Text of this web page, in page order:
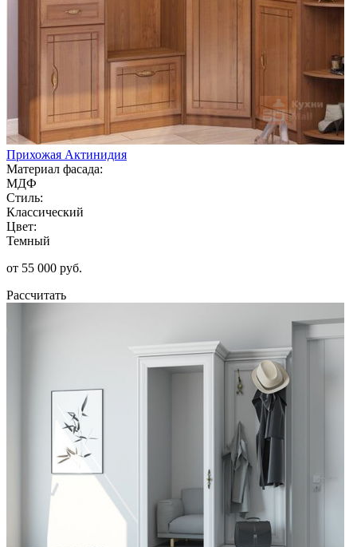
Прихожая Актинидия
Материал фасада:
МДФ
Стиль:
Классический
Цвет:
Темный
от 55 000 руб.
Рассчитать